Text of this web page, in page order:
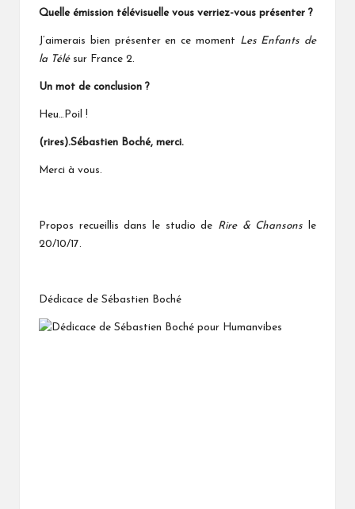
Quelle émission télévisuelle vous verriez-vous présenter ?
J’aimerais bien présenter en ce moment
Les Enfants de
la Télé sur France 2.
Un mot de conclusion ?
Heu…Poil !
(rires).Sébastien Boché, merci.
Merci à vous.
Propos recueillis dans le studio de Rire & Chansons le
20/10/17.
Dédicace de Sébastien Boché